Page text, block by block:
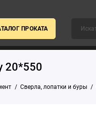
ПРОКАТА
20*550
Сверла, лопатки и буры